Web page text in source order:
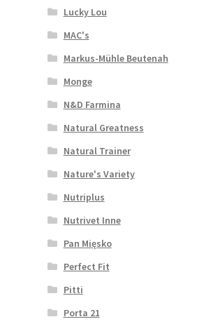
Lucky Lou
MAC's
Markus-Mühle Beutenah
Monge
N&D Farmina
Natural Greatness
Natural Trainer
Nature's Variety
Nutriplus
Nutrivet Inne
Pan Mięsko
Perfect Fit
Pitti
Porta 21